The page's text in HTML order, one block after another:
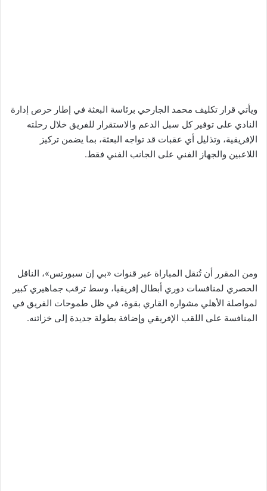
ويأتي قرار تكليف محمد الجارحي برئاسة البعثة في إطار حرص إدارة
النادي على توفير كل سبل الدعم والاستقرار للفريق خلال رحلته
الإفريقية، وتذليل أي عقبات قد تواجه البعثة، بما يضمن تركيز
اللاعبين والجهاز الفني على الجانب الفني فقط.
ومن المقرر أن تُنقل المباراة عبر قنوات «بي إن سبورتس»، الناقل
الحصري لمنافسات دوري أبطال إفريقيا، وسط ترقب جماهيري كبير
لمواصلة الأهلي مشواره القاري بقوة، في ظل طموحات الفريق في
المنافسة على اللقب الإفريقي وإضافة بطولة جديدة إلى خزائنه.